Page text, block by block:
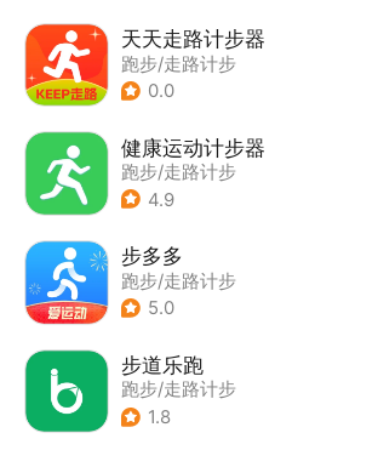
天天走路计步器
跑步/走路计步
0.0
健康运动计步器
跑步/走路计步
4.9
步多多
跑步/走路计步
5.0
步道乐跑
跑步/走路计步
1.8